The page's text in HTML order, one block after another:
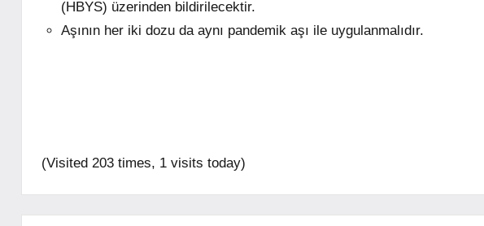
(HBYS) üzerinden bildirilecektir.
Aşının her iki dozu da aynı pandemik aşı ile uygulanmalıdır.
(Visited 203 times, 1 visits today)